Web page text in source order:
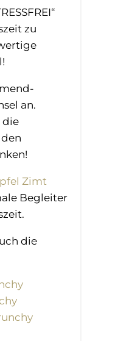
zu
an.
die
Zimt
Begleiter
die